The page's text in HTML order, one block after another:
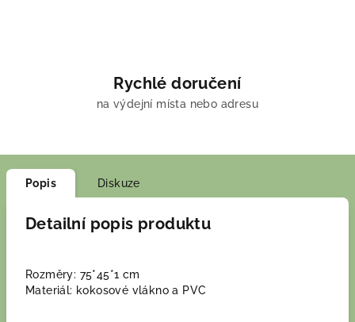
Rychlé doručení
na výdejní místa nebo adresu
Popis Diskuze
Detailní popis produktu
Rozměry: 75*45*1 cm
Materiál: kokosové vlákno a PVC